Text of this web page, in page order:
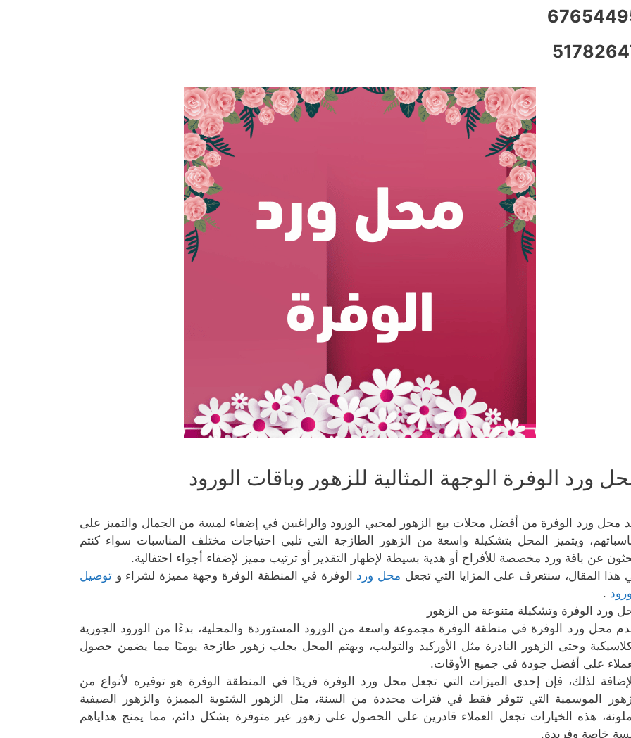
ورد الوفرة الوجهة المثالية للزهور وباقات الورود
محل ورد الوفرة من أفضل محلات بيع الزهور لمحبي الورود والراغبين في إضفاء لمسة من الجمال والتميز على
ويتميز المحل بتشكيلة واسعة من الزهور الطازجة التي تلبي احتياجات مختلف المناسبات سواء كنتم
عن باقة ورد مخصصة للأفراح أو هدية بسيطة لإظهار التقدير أو ترتيب مميز لإضفاء أجواء احتفالية.
هذا المقال، سنتعرف على المزايا التي تجعل محل ورد الوفرة في المنطقة الوفرة وجهة مميزة لشراء و توصيل
.
ورد الوفرة وتشكيلة متنوعة من الزهور
محل ورد الوفرة في منطقة الوفرة مجموعة واسعة من الورود المستوردة والمحلية، بدءًا من الورود الجورية
وحتى الزهور النادرة مثل الأوركيد والتوليب، ويهتم المحل بجلب زهور طازجة يوميًا مما يضمن حصول
على أفضل جودة في جميع الأوقات.
لذلك، فإن إحدى الميزات التي تجعل محل ورد الوفرة فريدًا في المنطقة الوفرة هو توفيره لأنواع من
الموسمية التي تتوفر فقط في فترات محددة من السنة، مثل الزهور الشتوية المميزة والزهور الصيفية
هذه الخيارات تجعل العملاء قادرين على الحصول على زهور غير متوفرة بشكل دائم، مما يمنح هداياهم
خاصة وفريدة.